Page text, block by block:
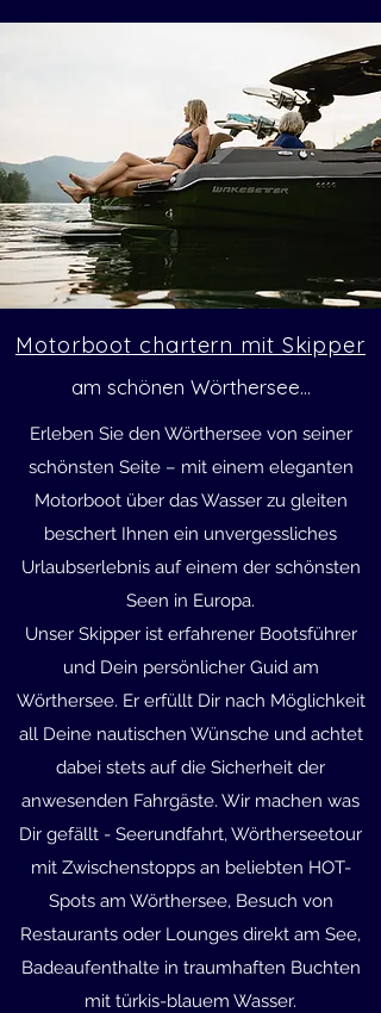
Motorboot chartern mit Skipper
am schönen Wörthersee...
Erleben Sie den Wörthersee von seiner
schönsten Seite – mit einem eleganten
Motorboot über das Wasser zu gleiten
beschert Ihnen ein unvergessliches
Urlaubserlebnis auf einem der schönsten
Seen in Europa.
Unser Skipper ist erfahrener Bootsführer
und Dein persönlicher Guid am
Wörthersee. Er erfüllt Dir nach Möglichkeit
all Deine nautischen Wünsche und achtet
dabei stets auf die Sicherheit der
anwesenden Fahrgäste. Wir machen was
Dir gefällt - Seerundfahrt, Wörtherseetour
mit Zwischenstopps an beliebten HOT-
Spots am Wörthersee, Besuch von
Restaurants oder Lounges direkt am See,
Badeaufenthalte in traumhaften Buchten
mit türkis-blauem Wasser.